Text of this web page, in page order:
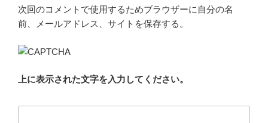
次回のコメントで使用するためブラウザーに自分の名
前、メールアドレス、サイトを保存する。
上に表示された文字を入力してください。